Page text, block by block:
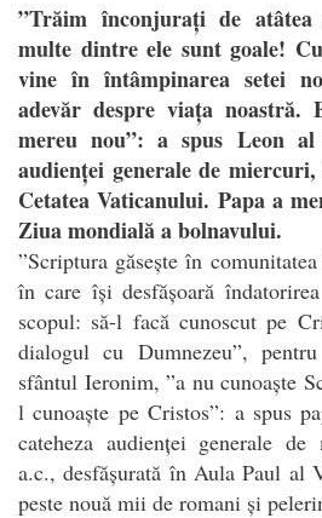
”Trăim înconjurați de
multe dintre ele sunt goale!
vine în întâmpinarea setei
adevăr despre viața noastră.
mereu nou”: a spus Leon
audienței generale de
Cetatea Vaticanului. Papa a
Ziua mondială a bolnavului.
”Scriptura găsește în
în care își desfășoară
scopul: să-l facă cunoscut pe
dialogul cu Dumnezeu”,
sfântul Ieronim, ”a nu cunoaște
l cunoaște pe Cristos”: a spus
cateheza audienței generale
a.c., desfășurată în Aula Paul al
peste nouă mii de romani și